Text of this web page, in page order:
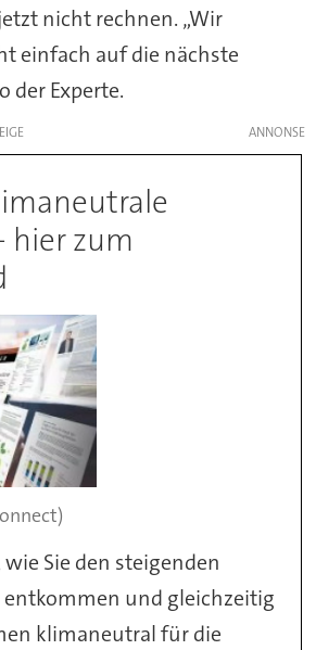
nicht rechnen. „Wir
einfach auf die nächste
der Experte.
hier zum
wie Sie den steigenden
entkommen und gleichzeitig
klimaneutral für die